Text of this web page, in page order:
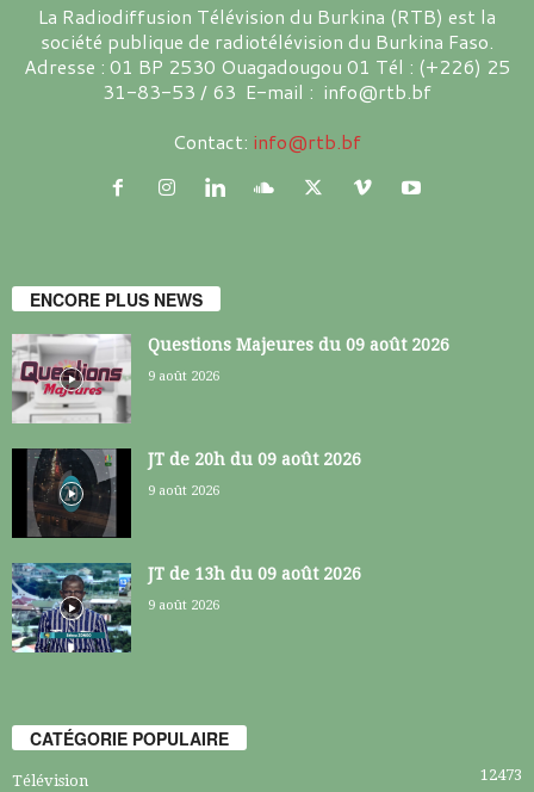
La Radiodiffusion Télévision du Burkina (RTB) est la
société publique de radiotélévision du Burkina Faso.
Adresse : 01 BP 2530 Ouagadougou 01 Tél : (+226) 25
31-83-53 / 63 E-mail : info@rtb.bf
Contact: info@rtb.bf
ENCORE PLUS NEWS
Questions Majeures du 09 août 2026
9 août 2026
JT de 20h du 09 août 2026
9 août 2026
JT de 13h du 09 août 2026
9 août 2026
CATÉGORIE POPULAIRE
Télévision 12473